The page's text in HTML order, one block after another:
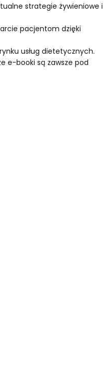
strategie żywieniowe i
pacjentom dzięki
usług dietetycznych.
e-booki są zawsze pod